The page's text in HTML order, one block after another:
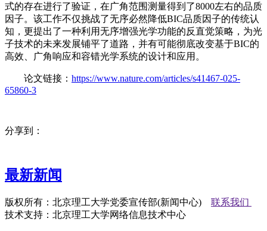
式的存在进行了验证，在广角范围测量得到了8000左右的品质
因子。该工作不仅挑战了无序必然降低BIC品质因子的传统认
知，更提出了一种利用无序增强光学功能的反直觉策略，为光
子技术的未来发展铺平了道路，并有可能彻底改变基于BIC的
高效、广角响应和容错光学系统的设计和应用。
论文链接： https://www.nature.com/articles/s41467-025-
65860-3
分享到：
最新新闻
版权所有：北京理工大学党委宣传部(新闻中心) 联系我们
技术支持：北京理工大学网络信息技术中心